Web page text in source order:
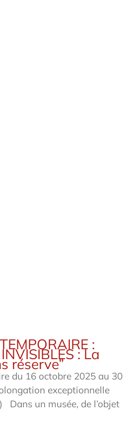
:
: La
réserve”
du 16 octobre 2025 au 30
exceptionnelle
Dans un musée, de l’objet